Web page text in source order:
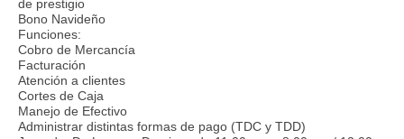
de prestigio
Bono Navideño
Funciones:
Cobro de Mercancía
Facturación
Atención a clientes
Cortes de Caja
Manejo de Efectivo
Administrar distintas formas de pago (TDC y TDD)